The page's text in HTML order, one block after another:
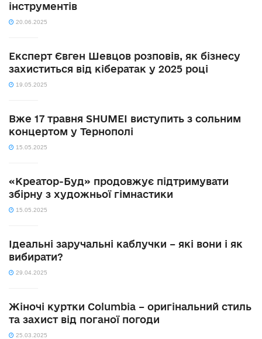
інструментів
20.06.2025
Експерт Євген Шевцов розповів, як бізнесу
захиститься від кібератак у 2025 році
19.05.2025
Вже 17 травня SHUMEI виступить з сольним
концертом у Тернополі
15.05.2025
«Креатор-Буд» продовжує підтримувати
збірну з художньої гімнастики
15.05.2025
Ідеальні заручальні каблучки – які вони і як
вибирати?
29.04.2025
Жіночі куртки Columbia – оригінальний стиль
та захист від поганої погоди
25.03.2025